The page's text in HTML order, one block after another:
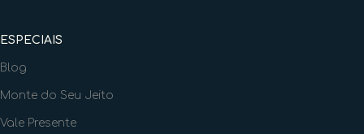
ESPECIAIS
Blog
Monte do Seu Jeito
Vale Presente